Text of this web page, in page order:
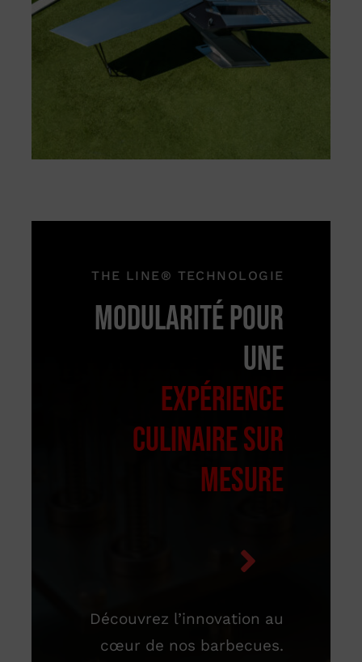
THE LINE® TECHNOLOGIE
MODULARITÉ POUR
UNE
EXPÉRIENCE
CULINAIRE SUR
MESURE
Découvrez l’innovation au
cœur de nos barbecues.